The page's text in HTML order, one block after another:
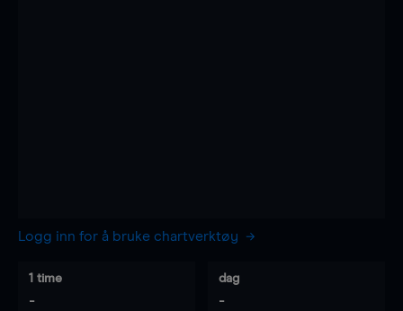
Logg inn for å bruke chartverktøy
1 time
-
dag
-